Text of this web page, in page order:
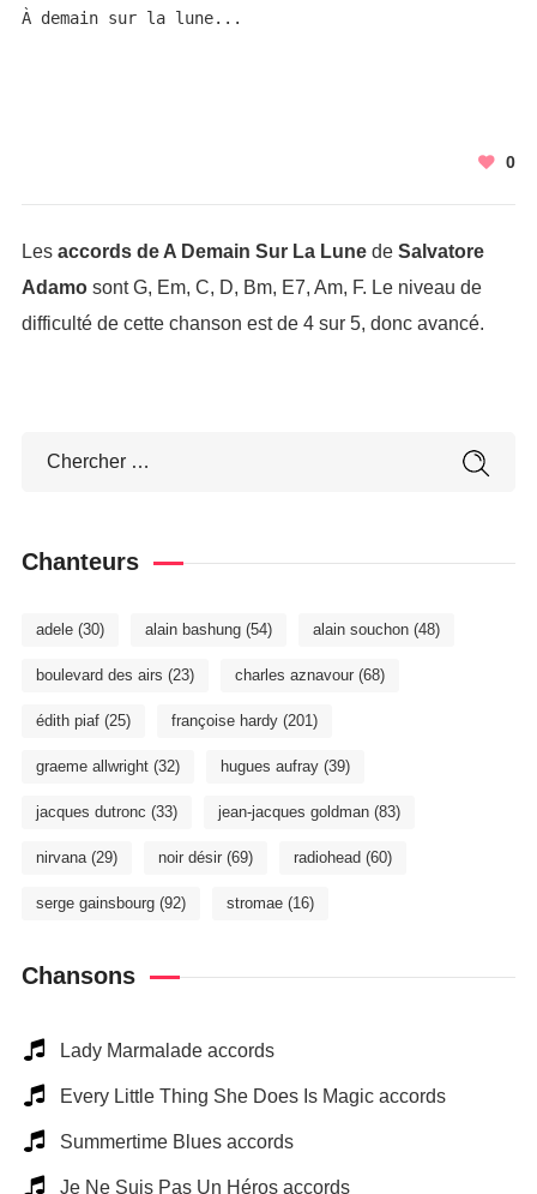
À demain sur la lune...
0
Les accords de A Demain Sur La Lunede Salvatore
Adamosont G, Em, C, D, Bm, E7, Am, F. Le niveau de
difficulté de cette chanson est de 4 sur 5, donc avancé.
Chanteurs
adele(30) alain bashung(54) alain souchon(48)
boulevard des airs (23) charles aznavour(68)
édith piaf(25) françoise hardy(201)
graeme allwright(32) hugues aufray(39)
jacques dutronc (33) jean-jacques goldman(83)
nirvana(29) noir désir(69) radiohead (60)
serge gainsbourg(92) stromae(16)
Chansons
Lady Marmalade accords
Every Little Thing She Does Is Magic accords
Summertime Blues accords
Je Ne Suis Pas Un Héros accords